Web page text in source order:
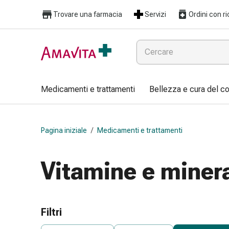
Medicamenti
Lesioni
cutanee
cicatrici
elastiche
le
di
fissaggio
Trovare una farmacia Servizi Ordini con
Medicamenti e trattamenti Bellezza e cura del
Pagina iniziale / Medicamenti e trattamenti
Vitamine e
Filtri